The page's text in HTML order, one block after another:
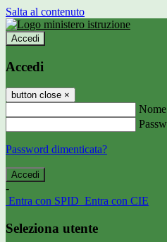
Salta al contenuto
Accedi
Accedi
button close ×
Password dimenticata?
-
Entra con SPID Entra con CIE
Seleziona utente